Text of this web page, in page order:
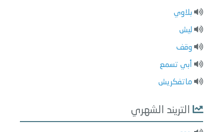
بلاوي
ليش
وقف
أبي تسمع
ماتفكريش
التريند الشهري